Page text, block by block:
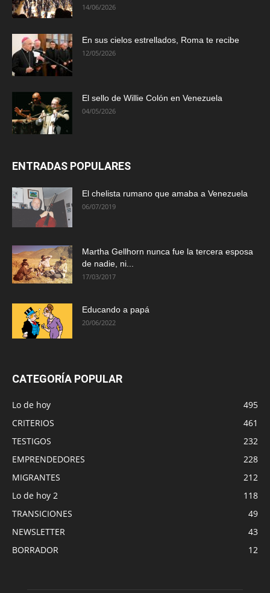
14/06/2026
En sus cielos estrellados, Roma te recibe
12/05/2026
El sello de Willie Colón en Venezuela
04/05/2026
ENTRADAS POPULARES
El chelista rumano que amaba a Venezuela
06/07/2019
Martha Gellhorn nunca fue la tercera esposa
de nadie, ni...
17/03/2017
Educando a papá
20/06/2022
CATEGORÍA POPULAR
Lo de hoy
495
CRITERIOS
461
TESTIGOS
232
EMPRENDEDORES
228
MIGRANTES
212
Lo de hoy 2
118
TRANSICIONES
49
NEWSLETTER
43
BORRADOR
12